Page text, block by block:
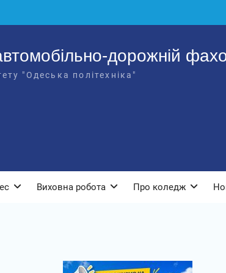
дорожній
"Одеська політехніка"
Виховна робота Про коледж